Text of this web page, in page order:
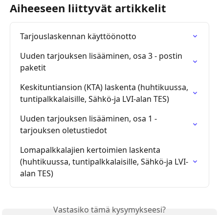
Aiheeseen liittyvät artikkelit
Tarjouslaskennan käyttöönotto
Uuden tarjouksen lisääminen, osa 3 - postin
paketit
Keskituntiansion (KTA) laskenta (huhtikuussa,
tuntipalkkalaisille, Sähkö-ja LVI-alan TES)
Uuden tarjouksen lisääminen, osa 1 -
tarjouksen oletustiedot
Lomapalkkalajien kertoimien laskenta
(huhtikuussa, tuntipalkkalaisille, Sähkö-ja LVI-
alan TES)
Vastasiko tämä kysymykseesi?